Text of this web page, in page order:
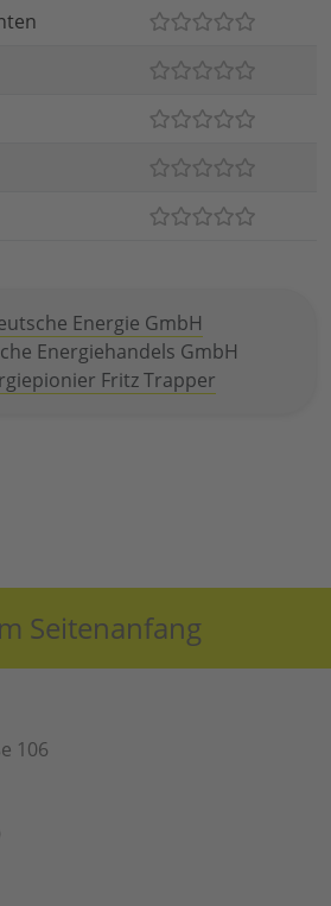
Energie GmbH
Energiehandels GmbH
Fritz Trapper
Seitenanfang
106